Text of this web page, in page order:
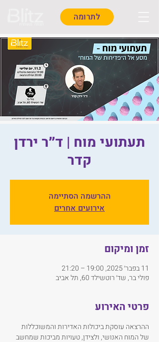
לתרומה
תעתועי מוח | ד״ר ירדן
קדר
ההרשמה הסתיימה
אירועים אחרים
זמן ומיקום
11 בפבר׳ 2025, 19:00 – 21:20
פולי בר, שד׳ רוטשילד 60, תל אביב
פרטי האירוע
ההרצאה עוסקת ביכולות האדירות והמשוכללות
של המוח האנושי, ולצידן, טעויות מביכות שמחשב